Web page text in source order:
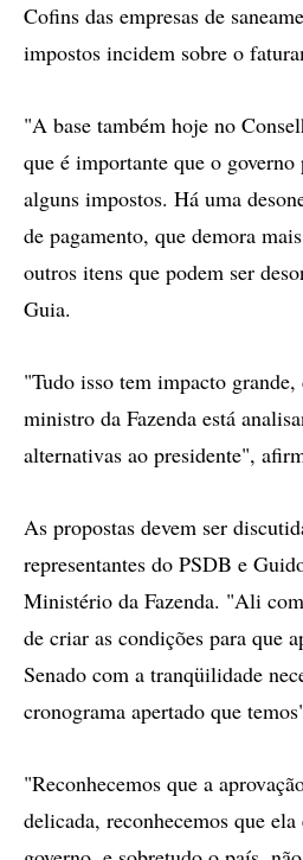
Cofins das empresas de
impostos incidem sobre o
"A base também hoje no
que é importante que o governo
alguns impostos. Há uma
de pagamento, que demora
outros itens que podem ser
Guia.
"Tudo isso tem impacto
ministro da Fazenda está
alternativas ao presidente",
As propostas devem ser
representantes do PSDB e
Ministério da Fazenda. "Ali
de criar as condições para que
Senado com a tranqüilidade
cronograma apertado que
"Reconhecemos que a
delicada, reconhecemos que